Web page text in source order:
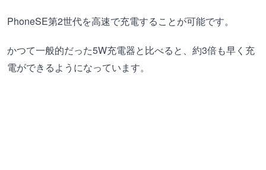
PhoneSE第2世代を高速で充電することが可能です。
かつて一般的だった5W充電器と比べると、約3倍も早く充
電ができるようになっています。